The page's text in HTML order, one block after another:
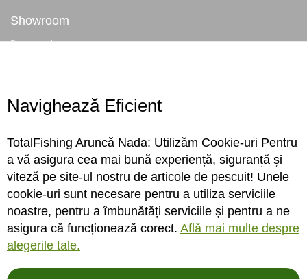
Showroom
Despre noi
Conecteaza-te
Sa ne cunoastem mai bine. Vino alaturi de noi pe reteaua ta preferata. Te
asteptam cu stiri, surprize, concursuri, premii ...
Navighează Eficient
TotalFishing Aruncă Nada: Utilizăm Cookie-uri Pentru
a vă asigura cea mai bună experiență, siguranță și
viteză pe site-ul nostru de articole de pescuit! Unele
cookie-uri sunt necesare pentru a utiliza serviciile
noastre, pentru a îmbunătăți serviciile și pentru a ne
asigura că funcționează corect. Află mai multe despre
alegerile tale.